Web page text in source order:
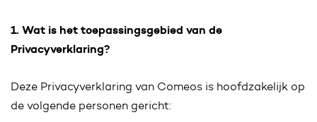
1. Wat is het toepassingsgebied van de
Privacyverklaring?
Deze Privacyverklaring van Comeos is hoofdzakelijk op
de volgende personen gericht: